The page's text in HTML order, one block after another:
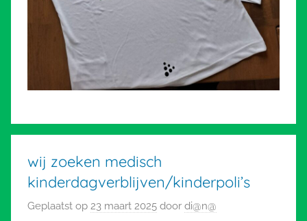
wij zoeken medisch
kinderdagverblijven/kinderpoli’s
Geplaatst op 23 maart 2025 door di@n@